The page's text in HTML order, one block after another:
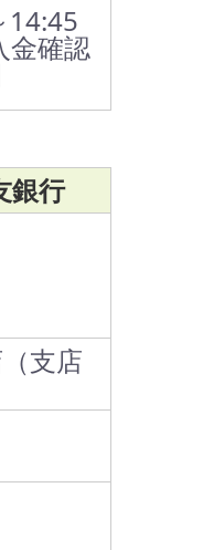
14:45
金確認
銀行
支店